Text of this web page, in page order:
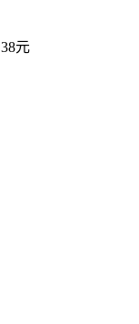
38元